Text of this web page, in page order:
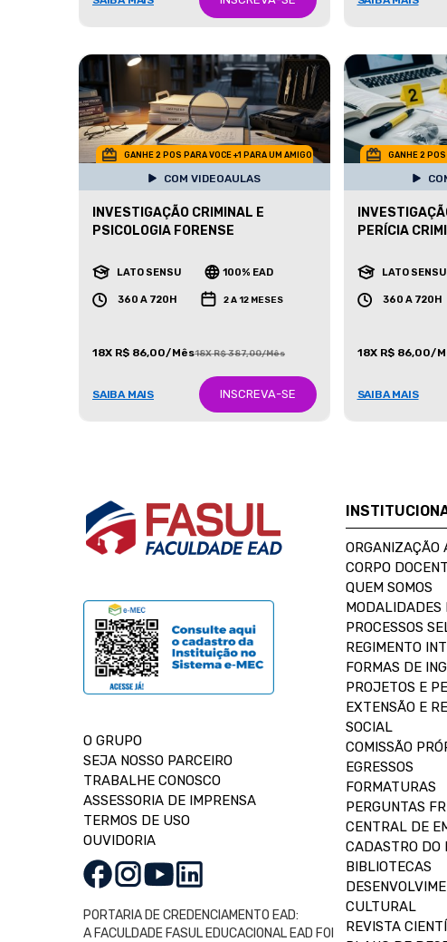
GANHE 2 POS PARA VOCE +1 PARA UM AMIGO
COM VIDEOAULAS
INVESTIGAÇÃO CRIMINAL E
PSICOLOGIA FORENSE
LATO SENSU 100% EAD
360 A 720H 2 A 12 MESES
18X R$ 86,00/Mês18X R$ 387,00/Mês
SAIBA MAIS INSCREVA-SE
GANHE 2 POS
PERÍCIA
LATO SENSU
360 A 720H
18X R$ 86,00/
SAIBA MAIS
O GRUPO
SEJA NOSSO PARCEIRO
TRABALHE CONOSCO
ASSESSORIA DE IMPRENSA
TERMOS DE USO
OUVIDORIA
PORTARIA DE CREDENCIAMENTO EAD:
A FACULDADE FASUL EDUCACIONAL EAD FOI
ORGANIZAÇÃO
CORPO
QUEM SOMOS
MODALIDADES
PROCESSOS
REGIMENTO
FORMAS DE
PROJETOS E
EXTENSÃO E
SOCIAL
COMISSÃO
EGRESSOS
FORMATURAS
PERGUNTAS
CENTRAL DE
CADASTRO DO
BIBLIOTECAS
CULTURAL
REVISTA